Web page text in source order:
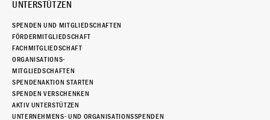
UNTERSTÜTZEN
SPENDEN UND MITGLIEDSCHAFTEN
FÖRDERMITGLIEDSCHAFT
FACHMITGLIEDSCHAFT
ORGANISATIONS-
MITGLIEDSCHAFTEN
SPENDENAKTION STARTEN
SPENDEN VERSCHENKEN
AKTIV UNTERSTÜTZEN
UNTERNEHMENS- UND ORGANISATIONSSPENDEN